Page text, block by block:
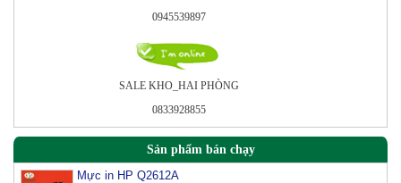
0945539897
SALE KHO_HAI PHÒNG
0833928855
Sản phẩm bán chạy
Mực in HP Q2612A